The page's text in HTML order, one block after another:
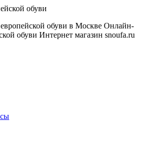
обуви
обуви в Москве Онлайн-
обуви Интернет магазин snoufa.ru